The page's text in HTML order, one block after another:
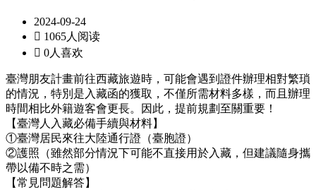
2024-09-24
 1065人阅读
 0人喜欢
臺灣朋友計畫前往西藏旅遊時，可能會遇到證件辦理相對繁瑣
的情況，特別是入藏函的獲取，不僅所需材料多樣，而且辦理
時間相比外籍遊客會更長。因此，提前規劃至關重要！
【臺灣人入藏必備手續與材料】
①臺灣居民來往大陸通行證（臺胞證）
②護照（雖然部分情況下可能不直接用於入藏，但建議隨身攜
帶以備不時之需）
【常見問題解答】